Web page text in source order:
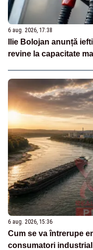
6 aug. 2026, 17:38
Ilie Bolojan anunță
revine la capacitate
6 aug. 2026, 15:36
Cum se va întrerupe
consumatori